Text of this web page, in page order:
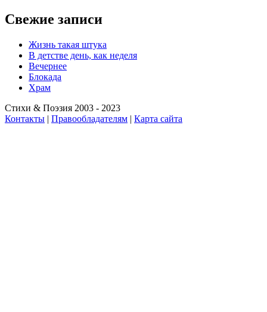
Свежие записи
Жизнь такая штука
В детстве день, как неделя
Вечернее
Блокада
Храм
Стихи & Поэзия 2003 - 2023
Контакты | Правообладателям | Карта сайта